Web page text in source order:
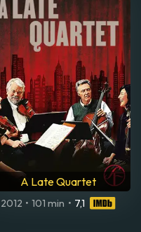
A Late Quartet
2012 • 101 min • 7,1